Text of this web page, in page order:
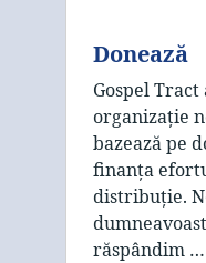
Donează
Gospel Tract
organizație
bazează pe
finanța
distribuție.
răspândim …